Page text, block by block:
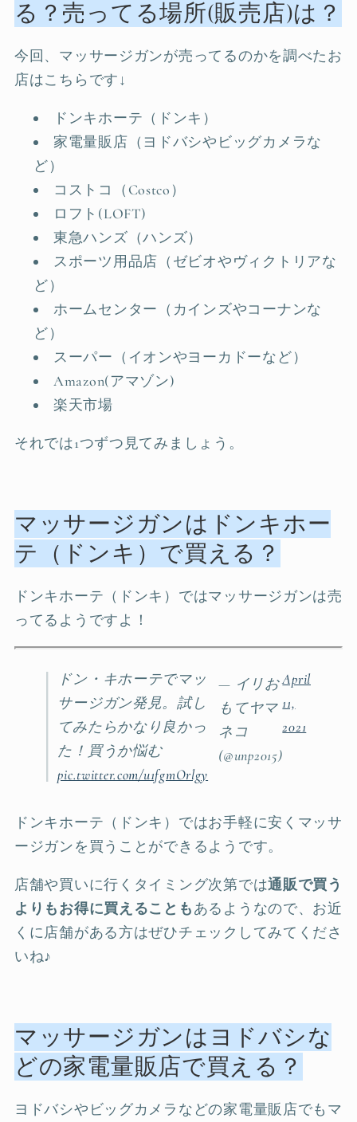
る？売ってる場所(販売店)は？
今回、マッサージガンが売ってるのかを調べたお
店はこちらです↓
ドンキホーテ（ドンキ）
家電量販店（ヨドバシやビッグカメラな
ど）
コストコ（Costco）
ロフト(LOFT)
東急ハンズ（ハンズ）
スポーツ用品店（ゼビオやヴィクトリアな
ど）
ホームセンター（カインズやコーナンな
ど）
スーパー（イオンやヨーカドーなど）
Amazon(アマゾン)
楽天市場
それでは1つずつ見てみましょう。
マッサージガンはドンキホー
テ（ドンキ）で買える？
ドンキホーテ（ドンキ）ではマッサージガンは売
ってるようですよ！
ドン・キホーテでマッ
サージガン発見。試し
てみたらかなり良かっ
た！買うか悩む
pic.twitter.com/u1fgmOrlgy
— イリお
もてヤマ
ネコ
(@unp2015)
April
11,
2021
ドンキホーテ（ドンキ）ではお手軽に安くマッサ
ージガンを買うことができるようです。
店舗や買いに行くタイミング次第では通販で買う
よりもお得に買えることもあるようなので、お近
くに店舗がある方はぜひチェックしてみてくださ
いね♪
マッサージガンはヨドバシな
どの家電量販店で買える？
ヨドバシやビッグカメラなどの家電量販店でもマ